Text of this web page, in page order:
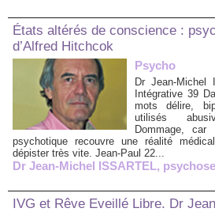
États altérés de conscience :
d’Alfred Hitchcok
Psycho
Dr Jean-Michel
Intégrative 39
mots délire,
utilisés
Dommage,
psychotique recouvre une réalité
dépister très vite. Jean-Paul 22...
Dr Jean-Michel ISSARTEL, psychose
IVG et Rêve Eveillé Libre. Dr